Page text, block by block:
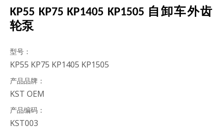
KP55 KP75 KP1405 KP1505 自卸车外齿
轮泵
型号：
KP55 KP75 KP1405 KP1505
产品品牌：
KST OEM
产品编码：
KST003